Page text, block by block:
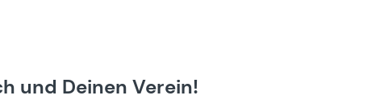
und Deinen Verein!